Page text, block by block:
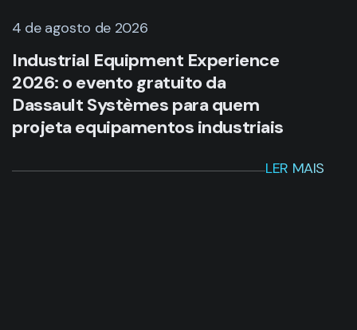
4 de agosto de 2026
Industrial Equipment Experience
2026: o evento gratuito da
Dassault Systèmes para quem
projeta equipamentos industriais
LER MAIS